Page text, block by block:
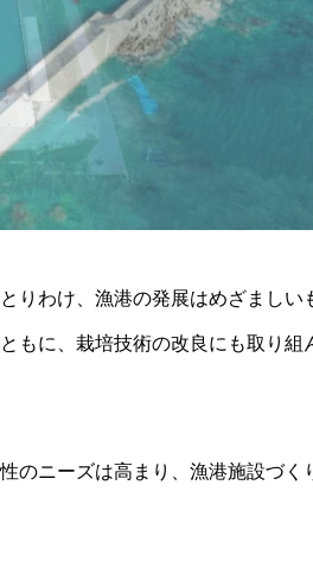
りわけ、漁港の発展はめざましい
もに、栽培技術の改良にも取り組
のニーズは高まり、漁港施設づく